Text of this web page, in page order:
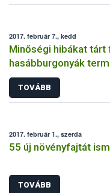
2017. február 7., kedd
Minőségi hibákat
hasábburgonyák
TOVÁBB
2017. február 1., szerda
55 új növényfajtát
TOVÁBB